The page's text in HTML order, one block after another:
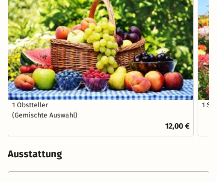
1 Obstteller
(Gemischte Auswahl)
12,00 €
1
Ausstattung